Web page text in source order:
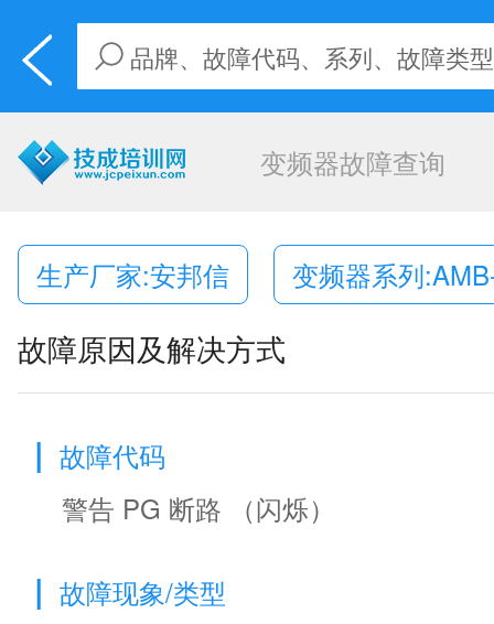
变频器故障查询
生产厂家:安邦信 变频器系列
故障原因及解决方式
| 故障代码
警告 PG 断路 （闪烁）
| 故障现象/类型